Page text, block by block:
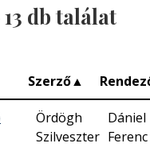
13 db találat
Szerző▲
Ördögh
Szilveszter
Dániel
Ferenc